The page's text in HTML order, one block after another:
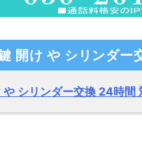
開け や シリンダー
や シリンダー交換 24時間